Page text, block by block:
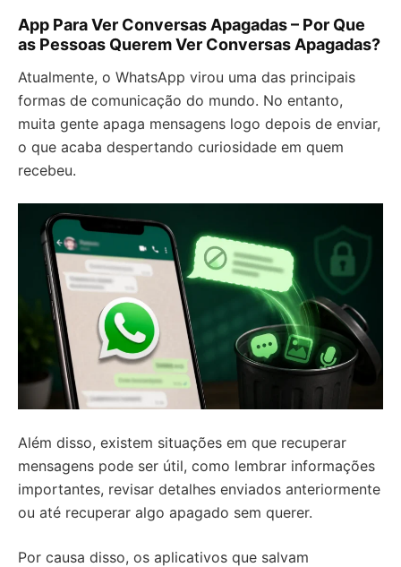
App Para Ver Conversas Apagadas – Por Que
as Pessoas Querem Ver Conversas Apagadas?
Atualmente, o WhatsApp virou uma das principais
formas de comunicação do mundo. No entanto,
muita gente apaga mensagens logo depois de enviar,
o que acaba despertando curiosidade em quem
recebeu.
Além disso, existem situações em que recuperar
mensagens pode ser útil, como lembrar informações
importantes, revisar detalhes enviados anteriormente
ou até recuperar algo apagado sem querer.
Por causa disso, os aplicativos que salvam